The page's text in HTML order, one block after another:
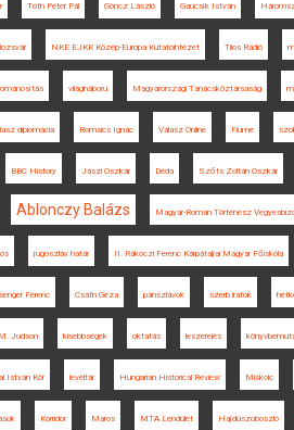
Tóth Péter Pál Göncz László Gaucsík István
NKE EJKK Közép-Európa Kutatóintézet Tilos Rádió
világháború Magyarországi Tanácsköztársaság
diplomácia Romsics Ignác Válasz Online Fiume
BBC History Jászi Oszkár Déda Szőts Zoltán Oszkár
Ablonczy Balázs Magyar-Román Történész
jugoszláv határ II. Rákóczi Ferenc Kárpátaljai Magyar Főiskola
Ferenc Csáth Géza pánszlávok szerb iratok
Judson kisebbségek oktatás leszerelés
István Kör levéltár Hungarian Historical Review Miskolc
Korridor Maros MTA Lendület Hajdúszoboszló